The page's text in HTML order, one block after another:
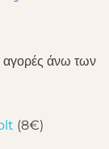
αγορές άνω των
(8€)